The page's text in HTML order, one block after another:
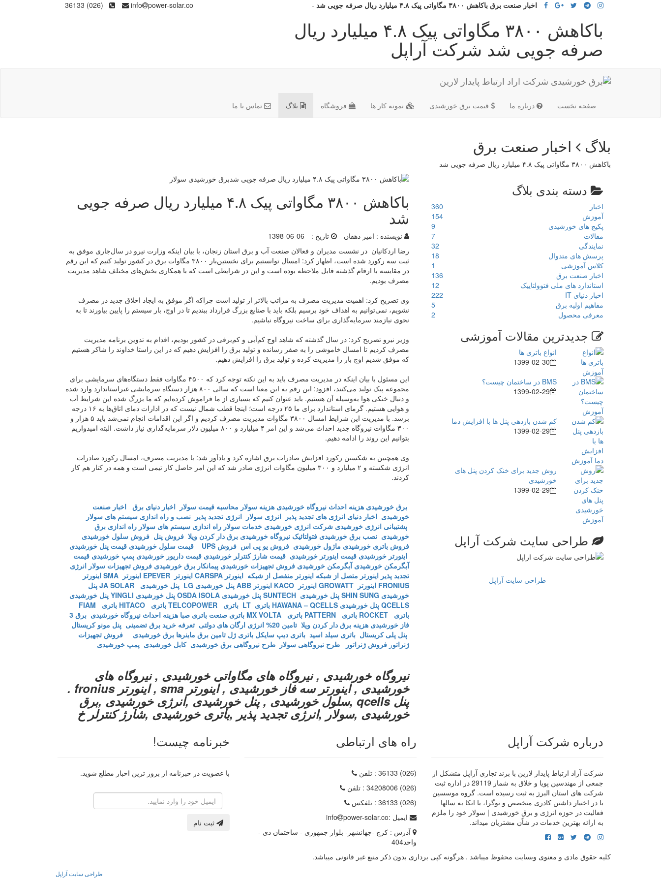
اخبار صنعت برق باکاهش ۳۸۰۰ مگاواتی پیک ۴.۸ میلیارد ریال صرفه جویی شد -
باکاهش ۳۸۰۰ مگاواتی پیک ۴.۸ میلیارد ریال
صرفه جویی شد شرکت آراپل
info power-solar.co
(026) 36133
صفحه نخست درباره ما قیمت برق خورشیدی نمونه کار ها فروشگاه بلاگ تماس با ما
بلاگ اخبار صنعت برق
باکاهش ۳۸۰۰ مگاواتی پیک ۴.۸ میلیارد ریال صرفه جویی شد
دسته بندی بلاگ
اخبار
360
آموزش
154
پکیج های خورشیدی
9
مقالات
7
نمایندگی
32
پرسش های متدوال
18
کلاس آموزشی
1
اخبار صنعت برق
136
استاندارد های ملی فتوولتاییک
12
اخبار دنیای IT
222
مفاهیم اولیه برق
5
معرفی محصول
2
جدیدترین مقالات آموزشی
انواع باتری ها
1399-02-30
BMS در ساختمان چیست؟
1399-02-29
کم شدن بازدهی پنل ها با افزایش دما
1399-02-29
روش جدید برای خنک کردن پنل های
خورشیدی
1399-02-29
طراحی سایت شرکت آراپل
طراحی سایت آراپل
باکاهش ۳۸۰۰ مگاواتی پیک ۴.۸ میلیارد ریال صرفه جویی
شد
نویسنده : امیر دهقان تاریخ :
1398-06-06
رضا اردکانیان در نشست مدیران و فعالان صنعت آب و برق استان زنجان، با بیان اینکه وزارت نیرو در سال‌جاری موفق به
ثبت سه رکورد شده است، اظهار کرد: امسال توانستیم برای نخستین‌بار ۳۸۰۰ مگاوات برق در کشور تولید کنیم که این رقم
در مقایسه با ارقام گذشته قابل ملاحظه بوده است و این در شرایطی است که با همکاری بخش‌های مختلف شاهد مدیریت
مصرف بودیم.
وی تصریح کرد: اهمیت مدیریت مصرف به مراتب بالاتر از تولید است چراکه اگر موفق به ایجاد اخلاق جدید در مصرف
نشویم، نمی‌توانیم به اهداف خود برسیم بلکه باید با صنایع بزرگ قرارداد ببندیم تا در اوج، بار سیستم را پایین بیاورند تا به
نحوی نیازمند سرمایه‌گذاری برای ساخت نیروگاه نباشیم.
وزیر نیرو تصریح کرد: در سال گذشته که شاهد اوج کم‌آبی و کم‌برقی در کشور بودیم، اقدام به تدوین برنامه مدیریت
مصرف کردیم تا امسال خاموشی را به صفر رسانده و تولید برق را افزایش دهیم که در این راستا خداوند را شاکر هستیم
که موفق شدیم اوج بار را مدیریت کرده و تولید برق را افزایش دهیم.
این مسئول با بیان اینکه در مدیریت مصرف باید به این نکته توجه کرد که ۴۵۰۰ مگاوات فقط دستگاه‌های سرمایشی برای
مجموعه پیک تولید می‌کنند، افزود: این رقم به این معنا است که سالی ۸۰۰ هزار دستگاه سرمایشی غیراستاندارد وارد شده
و دنبال خنکی هوا به‌وسیله آن هستیم. باید عنوان کنیم که بسیاری از ما فراموش کرده‌ایم که ما بزرگ شده این شرایط آب
و هوایی هستیم. گرمای استاندارد برای ما ۲۵ درجه است؛ اینجا قطب شمال نیست که در ادارات دمای اتاق‌ها به ۱۶ درجه
برسد. با مدیریت این شرایط امسال ۳۸۰۰ مگاوات مدیریت مصرف کردیم و اگر این اقدامات انجام نمی‌شد باید ۵ هزار و
۳۰۰ مگاوات نیروگاه جدید احداث می‌شد و این امر ۴ میلیارد و ۸۰۰ میلیون دلار سرمایه‌گذاری نیاز داشت. البته امیدواریم
بتوانیم این روند را ادامه دهیم.
وی همچنین به شکستن رکورد افزایش صادرات برق اشاره کرد و یادآور شد: با مدیریت مصرف، امسال رکورد صادرات
انرژی شکسته و ۲ میلیارد و ۳۰۰ میلیون مگاوات انرژی صادر شد که این امر حاصل کار تیمی است و همه در کنار هم کار
کردند.
برق خورشیدی هزینه احداث نیروگاه خورشیدی هزینه سولار محاسبه قیمت سولار اخبار دنیای برق اخبار صنعت
خورشیدی اخبار دنیای انرژی های تجدید پذیر انرژی سولار انرژی تجدید پذیر نصب و راه اندازی سیستم های سولار
پشتیبانی انرژی خورشیدی شرکت انرژی خورشیدی خدمات سولار راه اندازی سیستم های سولار راه اندازی برق
خورشیدی نصب برق خورشیدی فتولتائیک نیروگاه خورشیدی برق دار کردن ویلا فروش پنل فروش سلول خورشیدی
فروش باتری خورشیدی ماژول خورشیدی فروش یو پی اس فروش UPS قیمت سلول خورشیدی قیمت پنل خورشیدی
اینورتر خورشیدی قیمت اینورتر خورشیدی قیمت شارژ کنترلر خورشیدی قیمت داریور خورشیدی پمپ خورشیدی قیمت
آبگرمکن خورشیدی آبگرمکن خورشیدی فروش تجهیزات خورشیدی پیمانکار برق خورشیدی فروش تجهیزات سولار انرژی
تجدید پذیر اینورتر متصل از شبکه اینورتر منفصل از شبکه اینورتر CARSPA اینورتر EPEVER اینورتر SMA
اینورتر
FRONIUS اینورتر GROWATT اینورتر KACO اینورتر ABB پنل خورشیدی LG پنل خورشیدی JA SOLAR
پنل
خورشیدی SHIN SUNG
پنل خورشیدی SUNTECH پنل خورشیدی OSDA ISOLA پنل خورشیدی YINGLI
پنل خورشیدی
QCELLS پنل خورشیدی HAWANA – QCELLS باتری LT باتری TELCOPOWER باتری HITACO
باتری FIAM
باتری ROCKET
باتری PATTERN باتری MX VOLTA باتری صنعت باتری صبا هزینه احداث نیروگاه خورشیدی
برق 3
فاز خورشیدی هزینه برق دار کردن ویلا تامین 20% انرژی ارگان های دولتی تعرفه خرید برق تضمینی پنل مونو کریستال
پنل پلی کریستال باتری سیلد اسید باتری دیپ سایکل باتری ژل تامین برق ماینرها برق خورشیدی
فروش تجهیزات
ژنراتور فروش ژنراتور طرح نیروگاهی سولار طرح نیروگاهی برق خورشیدی کابل خورشیدی پمپ خورشیدی
نیروگاه خورشیدی , نیروگاه های مگاواتی خورشیدی , نیروگاه های
خورشیدی , اینورتر سه فاز خورشیدی , اینورتر sma , اینورتر fronius .
پنل qcells ,سلول خورشیدی , پنل خورشیدی ,انرژی خورشیدی ,برق
خورشیدی ,سولار ,انرژی تجدید پذیر ,باتری خورشیدی ,شارژ کنترلر خ
درباره شرکت آراپل
شرکت آراد ارتباط پایدار لارین با برند تجاری آراپل متشکل از
جمعی از مهندسین پویا و خلاق به شمار 29119 در اداره ثبت
شرکت های استان البرز به ثبت رسیده است. گروه موسسین
با در اختیار داشتن کادری متخصص و نوگرا، با اتکا به سالها
فعالیت در حوزه انرژی و برق خورشیدی | سولار خود را ملزم
به ارائه بهترین خدمات در شاًن مشتریان میداند.
راه های ارتباطی
(026) 36133
: تلفن
(026) 34208006
: تلفن
(026) 36133
: تلفکس
ایمیل :
info
power-solar.co
آدرس : کرج -جهانشهر- بلوار جمهوری - ساختمان دی -
واحد404
خبرنامه چیست!
با عضویت در خبرنامه از بروز ترین اخبار مطلع شوید.
ثبت نام
کلیه حقوق مادی و معنوی وبسایت محفوظ میباشد . هرگونه کپی برداری بدون ذکر منبع غیر قانونی میباشد.
طراحی سایت آراپل